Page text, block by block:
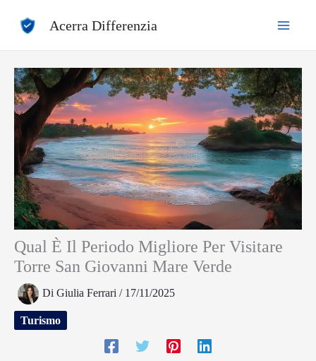
Acerra Differenzia
Qual È Il Periodo Migliore Per Visitare
Torre San Giovanni Mare Verde
Di Giulia Ferrari / 17/11/2025
Turismo